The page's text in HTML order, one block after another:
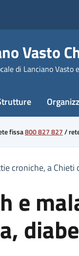
Vasto
di Lanciano Vasto
fissa800 827 827/
croniche, a
e